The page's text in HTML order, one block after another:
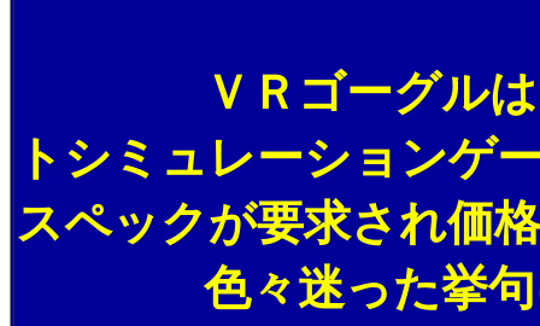
ＶＲゴーグルはピ
トシミュレーションゲ
スペックが要求され価
色々迷った挙句に